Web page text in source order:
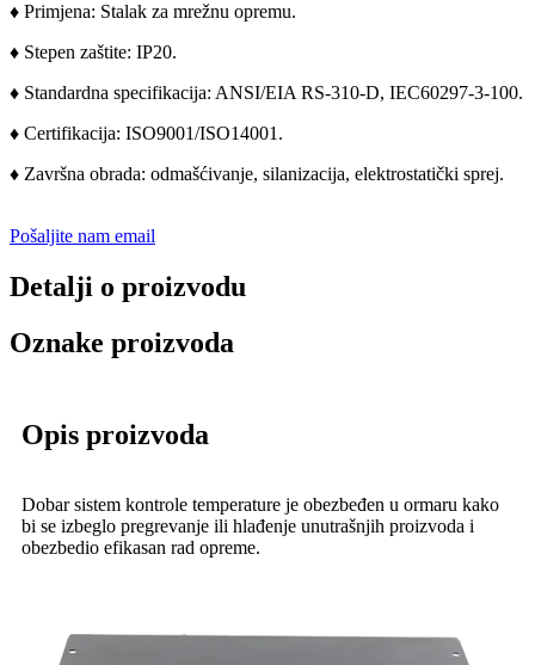
♦ Primjena: Stalak za mrežnu opremu.
♦ Stepen zaštite: IP20.
♦ Standardna specifikacija: ANSI/EIA RS-310-D, IEC60297-3-100.
♦ Certifikacija: ISO9001/ISO14001.
♦ Završna obrada: odmašćivanje, silanizacija, elektrostatički sprej.
Pošaljite nam email
Detalji o proizvodu
Oznake proizvoda
Opis proizvoda
Dobar sistem kontrole temperature je obezbeđen u ormaru kako
bi se izbeglo pregrevanje ili hlađenje unutrašnjih proizvoda i
obezbedio efikasan rad opreme.